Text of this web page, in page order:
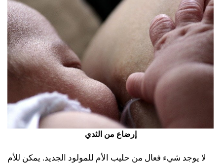
إرضاع من الثدي
لا يوجد شيء فعال من حليب الأم للمولود الجديد. يمكن للأم